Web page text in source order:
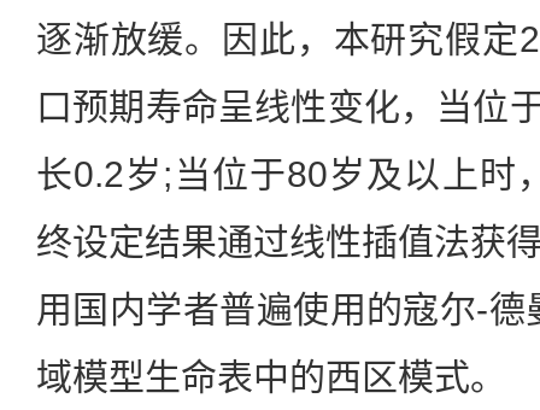
逐渐放缓。因此，本研究假
口预期寿命呈线性变化，当位
长0.2岁;当位于80岁及以上时
终设定结果通过线性插值法获
用国内学者普遍使用的寇尔-
域模型生命表中的西区模式。